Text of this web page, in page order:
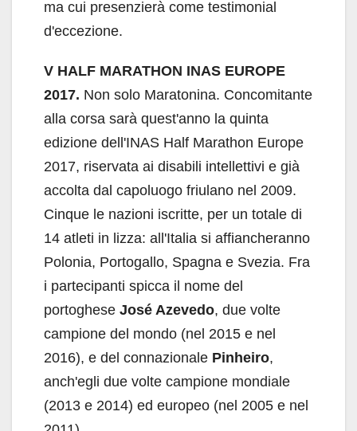
ma cui presenzierà come testimonial
d'eccezione.
V HALF MARATHON INAS EUROPE
2017. Non solo Maratonina. Concomitante
alla corsa sarà quest'anno la quinta
edizione dell'INAS Half Marathon Europe
2017, riservata ai disabili intellettivi e già
accolta dal capoluogo friulano nel 2009.
Cinque le nazioni iscritte, per un totale di
14 atleti in lizza: all'Italia si affiancheranno
Polonia, Portogallo, Spagna e Svezia. Fra
i partecipanti spicca il nome del
portoghese José Azevedo, due volte
campione del mondo (nel 2015 e nel
2016), e del connazionale Pinheiro,
anch'egli due volte campione mondiale
(2013 e 2014) ed europeo (nel 2005 e nel